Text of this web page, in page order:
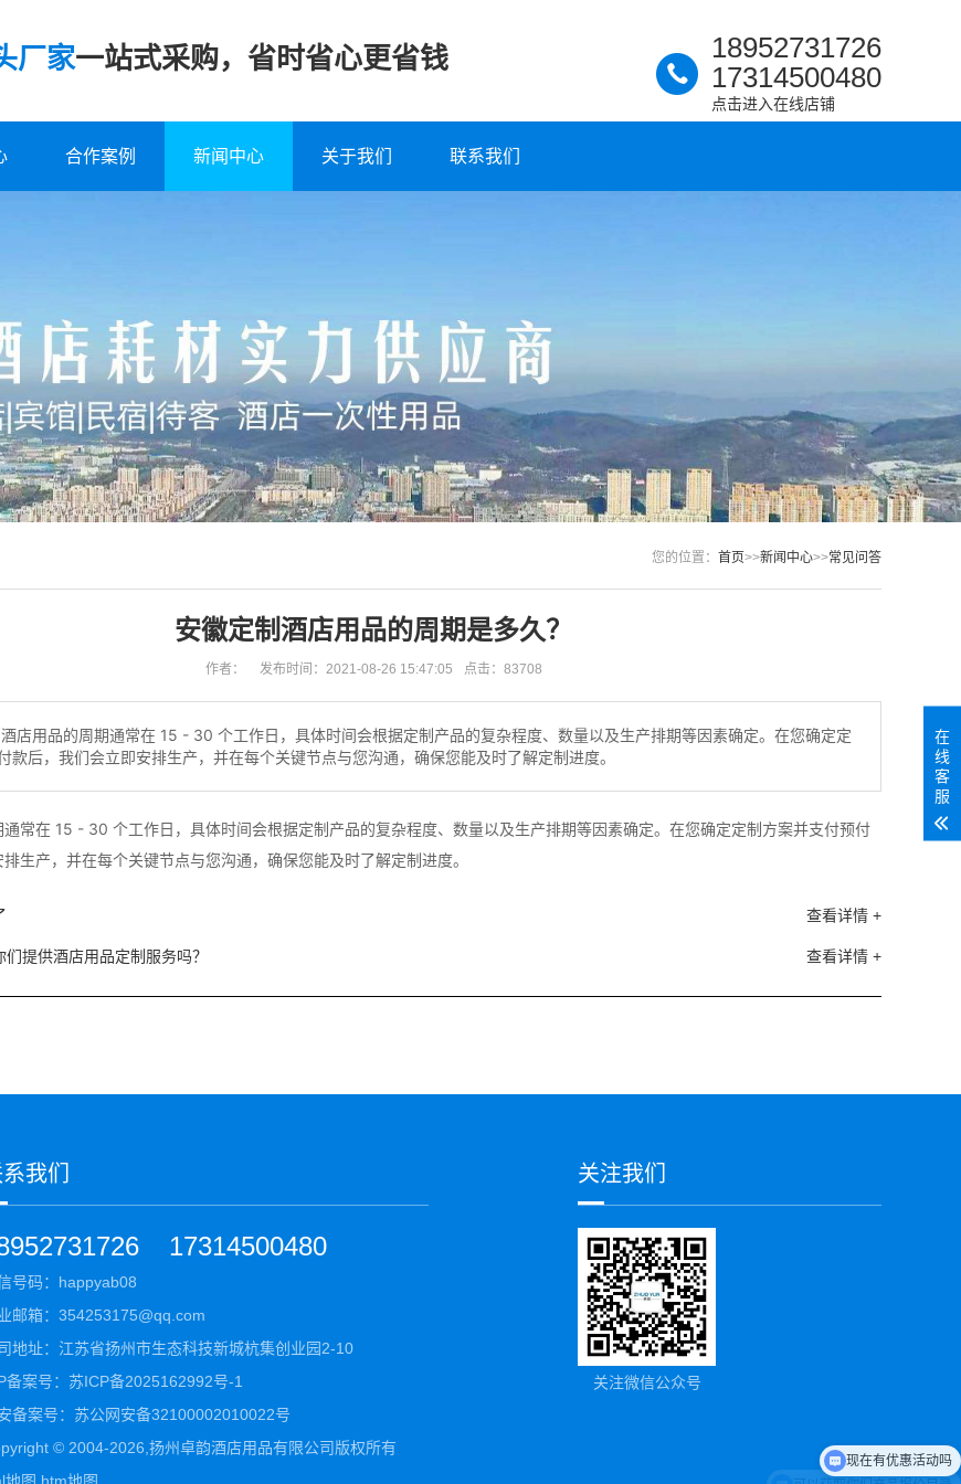
厂家一站式采购，省时省心更省钱
18952731726
17314500480
点击进入在线店铺
合作案例 新闻中心 关于我们 联系我们
您的位置： 首页>>新闻中心>>常见问答
安徽定制酒店用品的周期是多久？
作者： 发布时间：2021-08-26 15:47:05 点击：83708
店用品的周期通常在 15 - 30 个工作日，具体时间会根据定制产品的复杂程度、数量以及生产排期等因素确定。在您确定定
款后，我们会立即安排生产，并在每个关键节点与您沟通，确保您能及时了解定制进度。
常在 15 - 30 个工作日，具体时间会根据定制产品的复杂程度、数量以及生产排期等因素确定。在您确定定制方案并支付预付
生产，并在每个关键节点与您沟通，确保您能及时了解定制进度。
查看详情 +
查看详情 +
们提供酒店用品定制服务吗？
我们
17314500480
号码：happyab08
邮箱：354253175@qq.com
地址：江苏省扬州市生态科技新城杭集创业园2-10
备案号： 苏ICP备2025162992号-1
备案号： 苏公网安备32100002010022号
© 2004-2026,扬州卓韵酒店用品有限公司版权所有
关注我们
关注微信公众号
在
线
客
服
可以获取你们产品报价目录